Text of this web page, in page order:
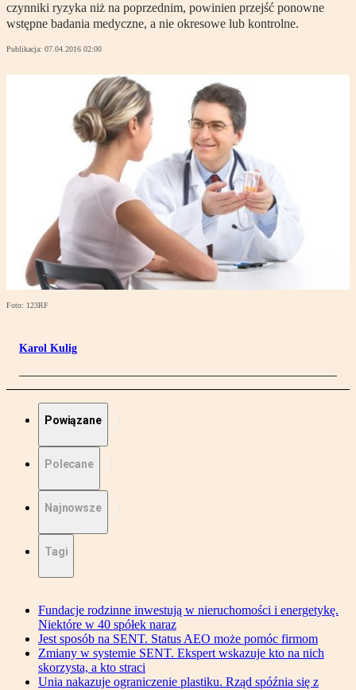
czynniki ryzyka niż na poprzednim, powinien przejść ponowne
wstępne badania medyczne, a nie okresowe lub kontrolne.
Publikacja: 07.04.2016 02:00
Foto: 123RF
Karol Kulig
Powiązane
Polecane
Najnowsze
Tagi
Fundacje rodzinne inwestują w nieruchomości i energetykę.
Niektóre w 40 spółek naraz
Jest sposób na SENT. Status AEO może pomóc firmom
Zmiany w systemie SENT. Ekspert wskazuje kto na nich
skorzysta, a kto straci
Unia nakazuje ograniczenie plastiku. Rząd spóźnia się z